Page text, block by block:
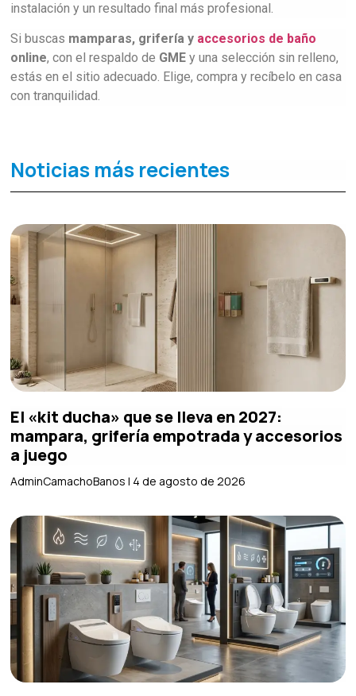
instalación y un resultado final más profesional.
Si buscas mamparas, grifería y accesorios de baño
online, con el respaldo de GME y una selección sin relleno,
estás en el sitio adecuado. Elige, compra y recíbelo en casa
con tranquilidad.
Noticias más recientes
El «kit ducha» que se lleva en 2027:
mampara, grifería empotrada y accesorios
a juego
AdminCamachoBanos 4 de agosto de 2026